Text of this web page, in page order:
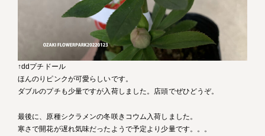
↑ddプチドール
ほんのりピンクが可愛らしいです。
ダブルのプチも少量ですが入荷しました。店頭でぜひどうぞ。
最後に、原種シクラメンの冬咲きコウム入荷しました。
寒さで開花が遅れ気味だったようで予定より少量です。。。